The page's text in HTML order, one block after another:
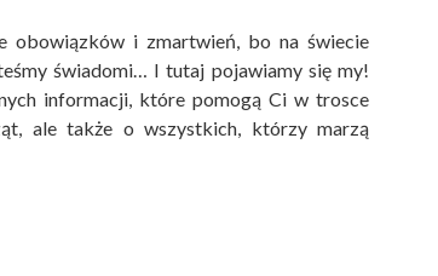
obowiązków i zmartwień, bo na świecie
świadomi… I tutaj pojawiamy się my!
informacji, które pomogą Ci w trosce
ale także o wszystkich, którzy marzą